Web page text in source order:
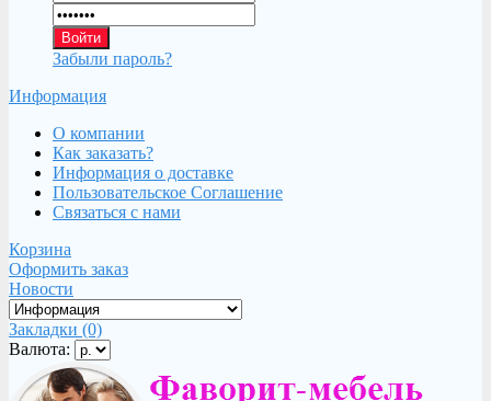
Забыли пароль?
Информация
О компании
Как заказать?
Информация о доставке
Пользовательское Соглашение
Связаться с нами
Корзина
Оформить заказ
Новости
Закладки (0)
Валюта: